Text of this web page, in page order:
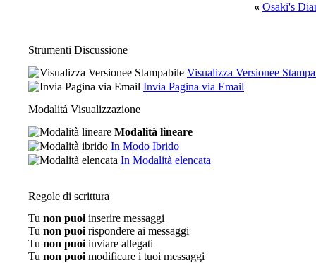
« Osaki's
Strumenti Discussione
Visualizza Versionee
Invia Pagina via Email
Modalità Visualizzazione
Modalità lineare
In Modo Ibrido
In Modalità elencata
Regole di scrittura
Tu non puoi inserire messaggi
Tu non puoi rispondere ai messaggi
Tu non puoi inviare allegati
Tu non puoi modificare i tuoi messaggi